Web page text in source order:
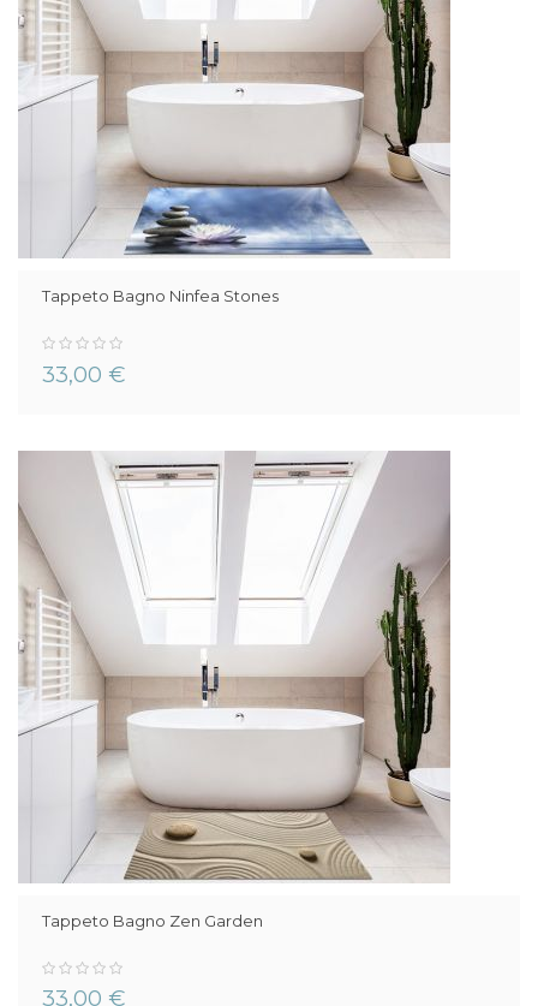
Tappeto Bagno Ninfea Stones
0%
33,00 €
Tappeto Bagno Zen Garden
0%
33,00 €